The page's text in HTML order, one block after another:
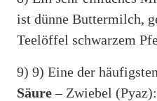
ist dünne Buttermilch,
Teelöffel schwarzem
9) 9) Eine der häufigsten
Säure– Zwiebel